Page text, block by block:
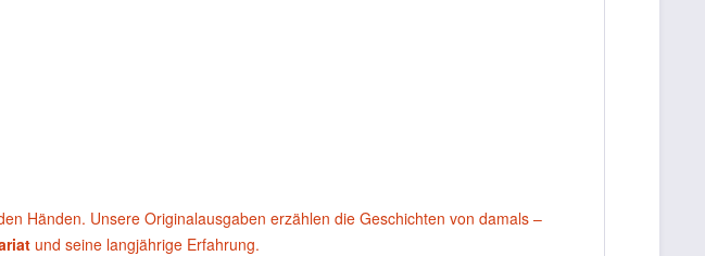
Händen. Unsere Originalausgaben erzählen die Geschichten von damals –
und seine langjährige Erfahrung.